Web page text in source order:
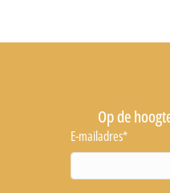
Op de
E-mailadres*